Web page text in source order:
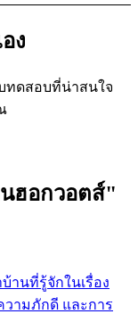
ง
ทดสอบที่น่าสนใจ
ฮอกวอตส์"
านที่รู้จักในเรื่อง
ามภักดี และการ